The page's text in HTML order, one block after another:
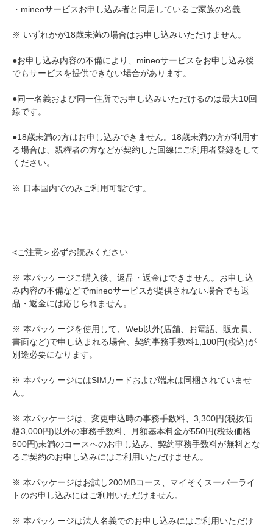
・mineoサービスお申し込み者と同居しているご家族の名義
※ いずれかが18歳未満の場合はお申し込みいただけません。
●お申し込み内容の不備により、mineoサービスをお申し込み後
でもサービスを提供できない場合があります。
●同一名義および同一住所でお申し込みいただけるのは最大10回
線です。
●18歳未満の方はお申し込みできません。18歳未満の方が利用す
る場合は、親権者の方などが契約した回線にご利用者登録をして
ください。
※ 日本国内でのみご利用可能です。
<ご注意＞必ずお読みください
※ 本パッケージご購入後、返品・返金はできません。お申し込
み内容の不備などでmineoサービスが提供されない場合でも返
品・返金には応じられません。
※ 本パッケージを使用して、Web以外(店舗、お電話、販売員、
書面など)で申し込まれる場合、契約事務手数料1,100円(税込)が
別途必要になります。
※ 本パッケージにはSIMカードおよび端末は同梱されていませ
ん。
※ 本パッケージは、変更申込時の事務手数料、3,300円(税抜価
格3,000円)以外の事務手数料、月額基本料金が550円(税抜価格
500円)未満のコースへのお申し込み、契約事務手数料が無料とな
るご契約のお申し込みにはご利用いただけません。
※ 本パッケージはお試し200MBコース、マイそくスーパーライ
トのお申し込みにはご利用いただけません。
※ 本パッケージは法人名義でのお申し込みにはご利用いただけ